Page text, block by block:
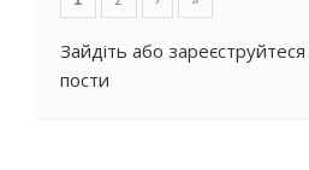
Зайдіть або зареєструйтеся
пости